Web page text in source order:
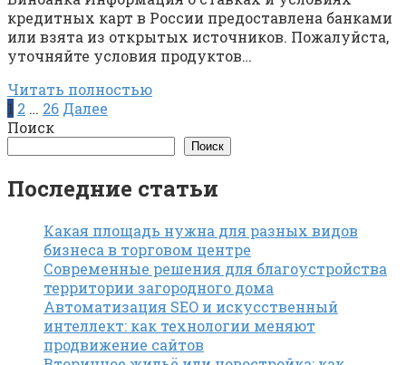
кредитных карт в России предоставлена банками
или взята из открытых источников. Пожалуйста,
уточняйте условия продуктов…
Читать полностью
Пагинация
записей
1 2 … 26 Далее
Поиск
Поиск
Последние статьи
Какая площадь нужна для разных видов
бизнеса в торговом центре
Современные решения для благоустройства
территории загородного дома
Автоматизация SEO и искусственный
интеллект: как технологии меняют
продвижение сайтов